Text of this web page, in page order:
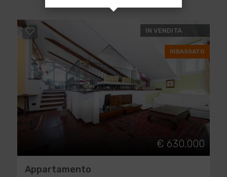
IN VENDITA
RIBASSATO
€ 630.000
Appartamento